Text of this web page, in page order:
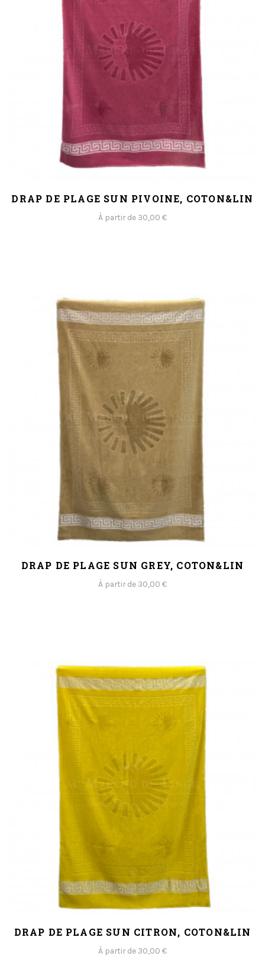
DRAP DE PLAGE SUN PIVOINE, COTON&LIN
À partir de 30,00 €
DRAP DE PLAGE SUN GREY, COTON&LIN
À partir de 30,00 €
DRAP DE PLAGE SUN CITRON, COTON&LIN
À partir de 30,00 €